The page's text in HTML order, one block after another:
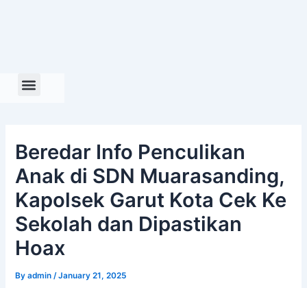
Beredar Info Penculikan
Anak di SDN Muarasanding,
Kapolsek Garut Kota Cek Ke
Sekolah dan Dipastikan
Hoax
Byadmin /January 21, 2025